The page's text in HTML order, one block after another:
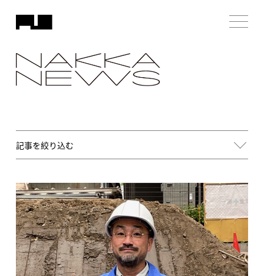
記事を絞り込む